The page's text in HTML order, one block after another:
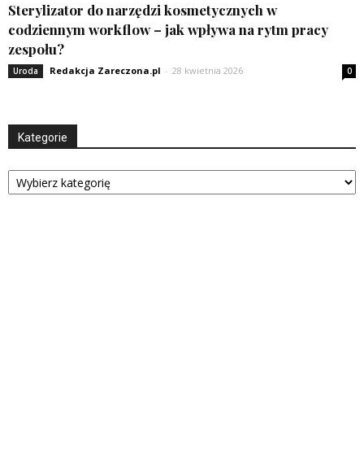
Sterylizator do narzędzi kosmetycznych w
codziennym workflow – jak wpływa na rytm pracy
zespołu?
Uroda Redakcja Zareczona.pl - 28 kwietnia 2026 0
Kategorie
Kategorie